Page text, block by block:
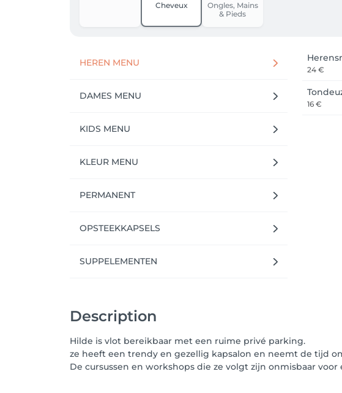
Cheveux
Ongles, Mains
& Pieds
HEREN MENU
DAMES MENU
KIDS MENU
KLEUR MENU
PERMANENT
OPSTEEKKAPSELS
SUPPELEMENTEN
24 €
16 €
Description
Hilde is vlot bereikbaar met een ruime privé parking.
ze heeft een trendy en gezellig kapsalon en neemt de tijd
De cursussen en workshops die ze volgt zijn onmisbaar